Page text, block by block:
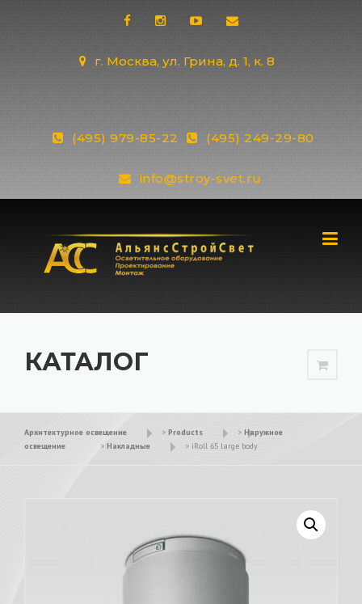
г. Москва, ул. Грина, д. 1, к. 8
(495) 979-85-22 (495) 249-29-80
info@stroy-svet.ru
КАТАЛОГ
Архитектурное освещение > Products > Наружное
освещение
> Накладные > iRoll 65 large body